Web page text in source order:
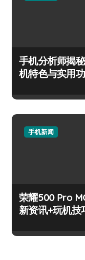
手机分析师揭
机特色与实用
手机新闻
荣耀500 Pro
新资讯+玩机技